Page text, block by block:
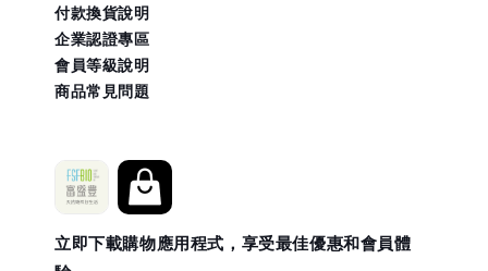
付款換貨說明
企業認證專區
會員等級說明
商品常見問題
立即下載購物應用程式，享受最佳優惠和會員體